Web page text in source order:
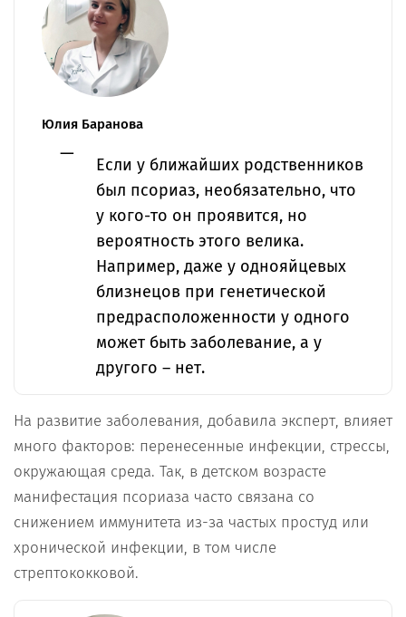
Юлия Баранова
Если у ближайших родственников
был псориаз, необязательно, что
у кого-то он проявится, но
вероятность этого велика.
Например, даже у однояйцевых
близнецов при генетической
предрасположенности у одного
может быть заболевание, а у
другого – нет.
На развитие заболевания, добавила эксперт, влияет
много факторов: перенесенные инфекции, стрессы,
окружающая среда. Так, в детском возрасте
манифестация псориаза часто связана со
снижением иммунитета из-за частых простуд или
хронической инфекции, в том числе
стрептококковой.